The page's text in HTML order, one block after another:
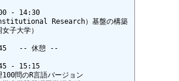
Research）基盤の構築
子大学）
--
問のR言語バージョン